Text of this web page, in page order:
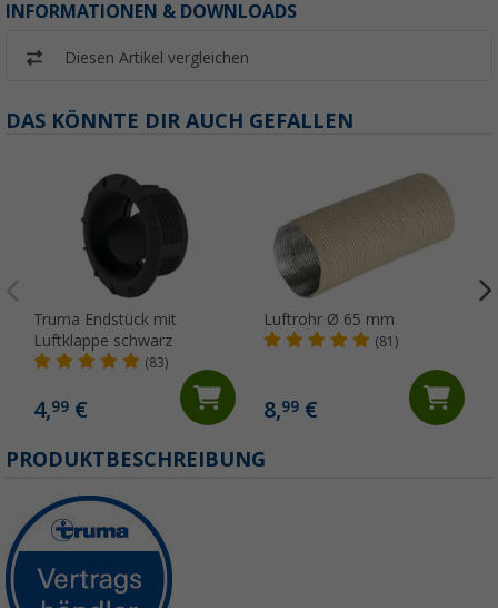
INFORMATIONEN & DOWNLOADS
Diesen Artikel vergleichen
DAS KÖNNTE DIR AUCH GEFALLEN
Truma Endstück mit
Luftklappe schwarz
(83)
4,99 €
Luftrohr Ø 65 mm
(81)
8,99€
PRODUKTBESCHREIBUNG